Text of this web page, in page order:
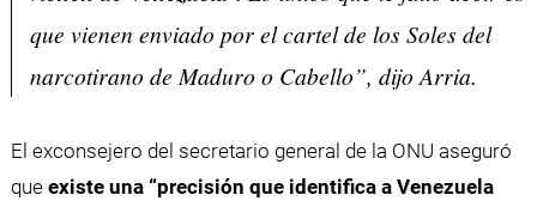
que vienen enviado por el cartel de los Soles del
narcotirano de Maduro o Cabello”, dijo Arria.
El exconsejero del secretario general de la ONU aseguró
que existe una “precisión que identifica a Venezuela